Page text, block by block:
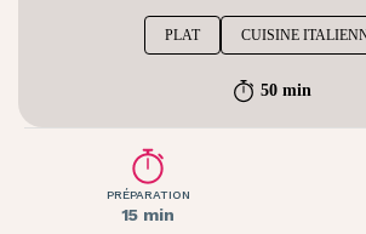
PLAT CUISINE
50 min
PRÉPARATION
15 min